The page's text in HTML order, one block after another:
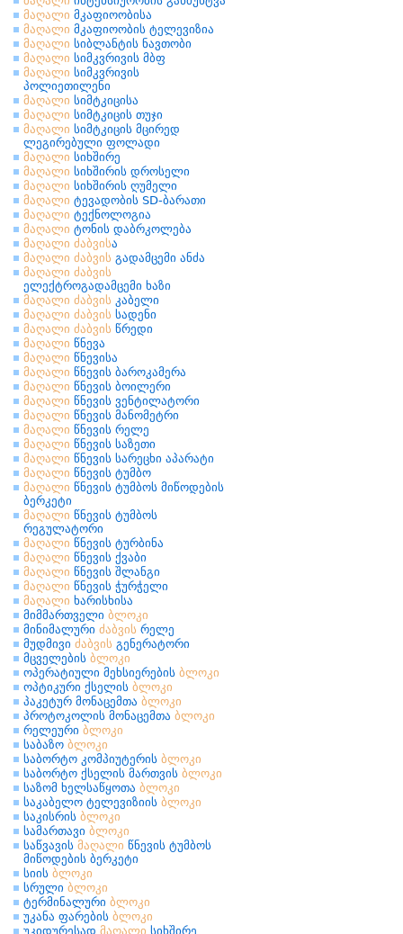
მაღალი მკაფიოობისა
მაღალი მკაფიოობის ტელევიზია
მაღალი სიბლანტის ნავთობი
მაღალი სიმკვრივის მბფ
მაღალი სიმკვრივის
პოლიეთილენი
მაღალი სიმტკიცისა
მაღალი სიმტკიცის თუჯი
მაღალი სიმტკიცის მცირედ
ლეგირებული ფოლადი
მაღალი სიხშირე
მაღალი სიხშირის დროსელი
მაღალი სიხშირის ღუმელი
მაღალი ტევადობის SD-ბარათი
მაღალი ტექნოლოგია
მაღალი ტონის დაბრკოლება
მაღალი ძაბვისა
მაღალი ძაბვის გადამცემი ანძა
მაღალი ძაბვის
ელექტროგადამცემი ხაზი
მაღალი ძაბვის კაბელი
მაღალი ძაბვის სადენი
მაღალი ძაბვის წრედი
მაღალი წნევა
მაღალი წნევისა
მაღალი წნევის ბაროკამერა
მაღალი წნევის ბოილერი
მაღალი წნევის ვენტილატორი
მაღალი წნევის მანომეტრი
მაღალი წნევის რელე
მაღალი წნევის საზეთი
მაღალი წნევის სარეცხი აპარატი
მაღალი წნევის ტუმბო
მაღალი წნევის ტუმბოს მიწოდების
ბერკეტი
მაღალი წნევის ტუმბოს
რეგულატორი
მაღალი წნევის ტურბინა
მაღალი წნევის ქვაბი
მაღალი წნევის შლანგი
მაღალი წნევის ჭურჭელი
მაღალი ხარისხისა
მიმმართველი ბლოკი
მინიმალური ძაბვის რელე
მუდმივი ძაბვის გენერატორი
მცველების ბლოკი
ოპერატიული მეხსიერების ბლოკი
ოპტიკური ქსელის ბლოკი
პაკეტურ მონაცემთა ბლოკი
პროტოკოლის მონაცემთა ბლოკი
რელეური ბლოკი
საბაზო ბლოკი
საბორტო კომპიუტერის ბლოკი
საბორტო ქსელის მართვის ბლოკი
საზომ ხელსაწყოთა ბლოკი
საკაბელო ტელევიზიის ბლოკი
საკისრის ბლოკი
სამართავი ბლოკი
საწვავის მაღალი წნევის ტუმბოს
მიწოდების ბერკეტი
სიის ბლოკი
სრული ბლოკი
ტერმინალური ბლოკი
უკანა ფარების ბლოკი
უკიდურესად მაღალი სიხშირე